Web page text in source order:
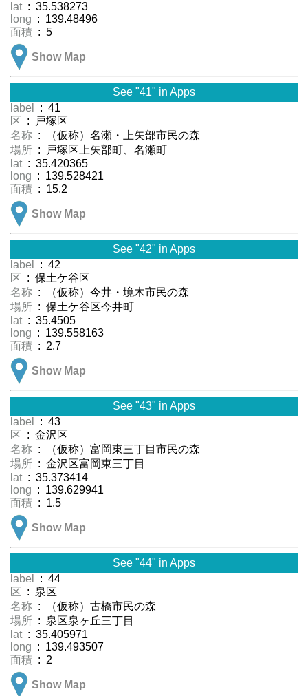
lat : 35.538273
long : 139.48496
面積 : 5
Show Map
See "41" in Apps
label
: 41
区 : 戸塚区
名称 : （仮称）名瀬・上矢部市民の森
場所 : 戸塚区上矢部町、名瀬町
lat : 35.420365
long : 139.528421
面積 : 15.2
Show Map
See "42" in Apps
label
: 42
区 : 保土ケ谷区
名称 : （仮称）今井・境木市民の森
場所 : 保土ケ谷区今井町
lat : 35.4505
long : 139.558163
面積 : 2.7
Show Map
See "43" in Apps
label
: 43
区 : 金沢区
名称 : （仮称）富岡東三丁目市民の森
場所 : 金沢区富岡東三丁目
lat : 35.373414
long : 139.629941
面積 : 1.5
Show Map
See "44" in Apps
label
: 44
区 : 泉区
名称 : （仮称）古橋市民の森
場所 : 泉区泉ヶ丘三丁目
lat : 35.405971
long : 139.493507
面積 : 2
Show Map